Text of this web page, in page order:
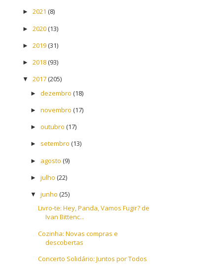
► 2021 (8)
► 2020(13)
► 2019(31)
► 2018(93)
▼ 2017(205)
► dezembro (18)
► novembro (17)
► outubro (17)
► setembro (13)
► agosto (9)
► julho (22)
▼ junho (25)
Livro-te: Hey, Panda, Vamos Fugir? de
Ivan Bittenc...
Cozinha: Novas compras e
descobertas
Concerto Solidário: Juntos por Todos